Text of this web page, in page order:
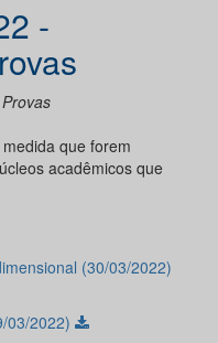
-
que forem
acadêmicos que
(30/03/2022)
03/2022)